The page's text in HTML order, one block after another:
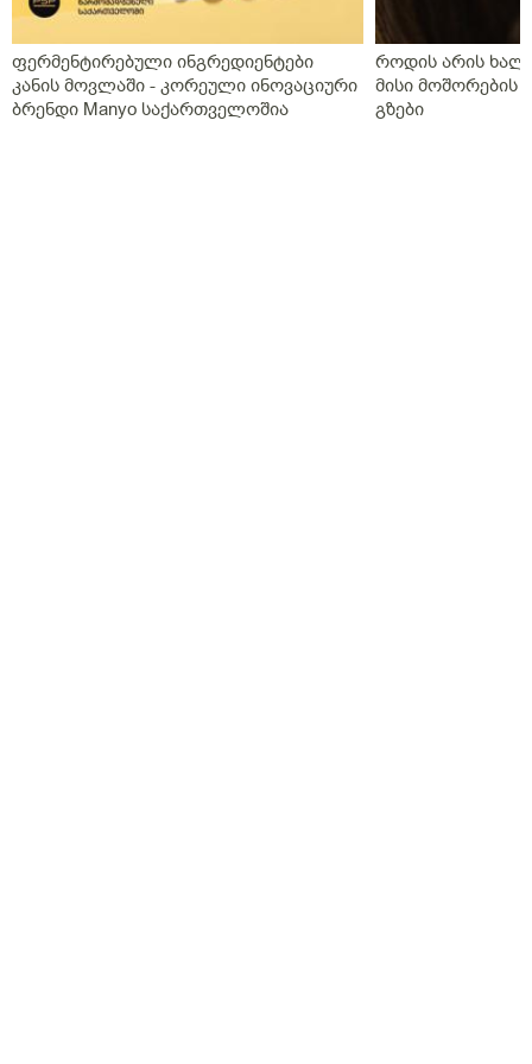
აქვს თავის ტკივილები,სხვა ჩვენება არააქვს და ასე
გვგონია დ ვიტამია გამოიწვიაო მარა ვირუსიც
ქონდა,ვაგოსტაბილი თავის ტკივილისთვის,თქვენ რას
გვირჩევთ?როგორც გვითხარით ონლაინ ისე მიდის
ყველაფერი და ხალხს შეხება აქვთ პირდაპირ
ფერმენტირებული ინგრედიენტები
კანის მოვლაში - კორეული ინოვაციური
ბრენდი Manyo საქართველოშია
როდის არის
მისი მოშორების
გზები